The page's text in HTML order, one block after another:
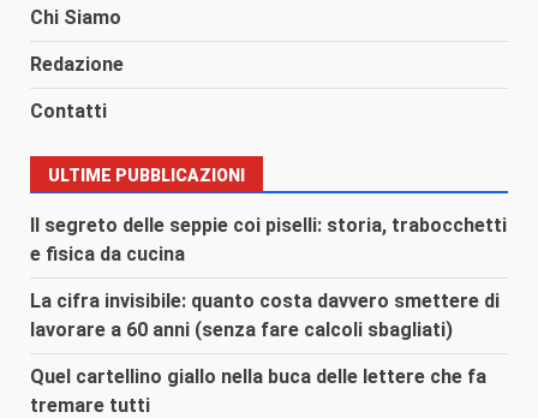
Chi Siamo
Redazione
Contatti
ULTIME PUBBLICAZIONI
Il segreto delle seppie coi piselli: storia, trabocchetti
e fisica da cucina
La cifra invisibile: quanto costa davvero smettere di
lavorare a 60 anni (senza fare calcoli sbagliati)
Quel cartellino giallo nella buca delle lettere che fa
tremare tutti